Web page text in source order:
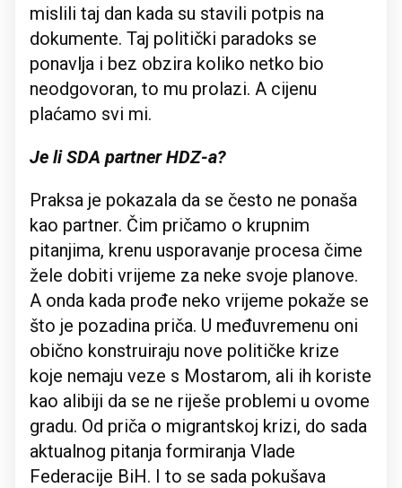
mislili taj dan kada su stavili potpis na
dokumente. Taj politički paradoks se
ponavlja i bez obzira koliko netko bio
neodgovoran, to mu prolazi. A cijenu
plaćamo svi mi.
Je li SDA partner HDZ-a?
Praksa je pokazala da se često ne ponaša
kao partner. Čim pričamo o krupnim
pitanjima, krenu usporavanje procesa čime
žele dobiti vrijeme za neke svoje planove.
A onda kada prođe neko vrijeme pokaže se
što je pozadina priča. U međuvremenu oni
obično konstruiraju nove političke krize
koje nemaju veze s Mostarom, ali ih koriste
kao alibiji da se ne riješe problemi u ovome
gradu. Od priča o migrantskoj krizi, do sada
aktualnog pitanja formiranja Vlade
Federacije BiH. I to se sada pokušava